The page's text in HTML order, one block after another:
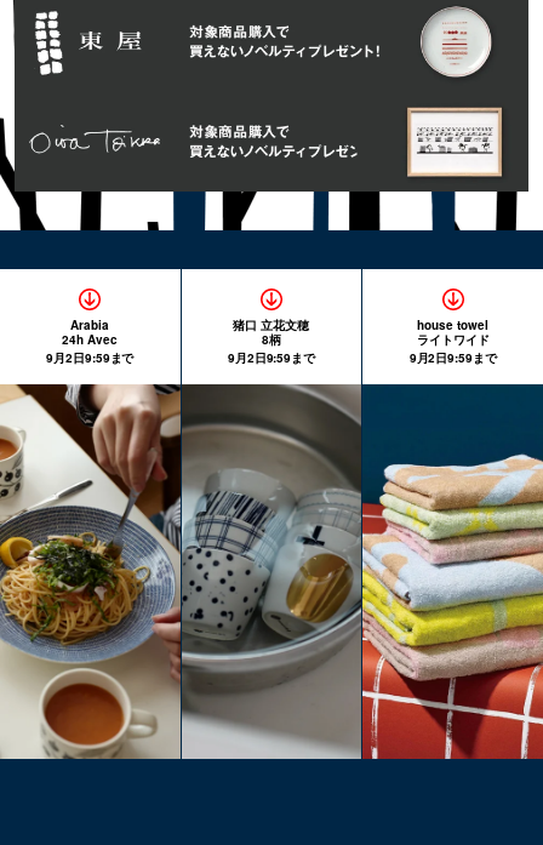
Arabia
24h Avec
9月2日9:59まで
猪口 立花文穂
8柄
9月2日9:59まで
house towel
ライトワイド
9月2日9:59まで